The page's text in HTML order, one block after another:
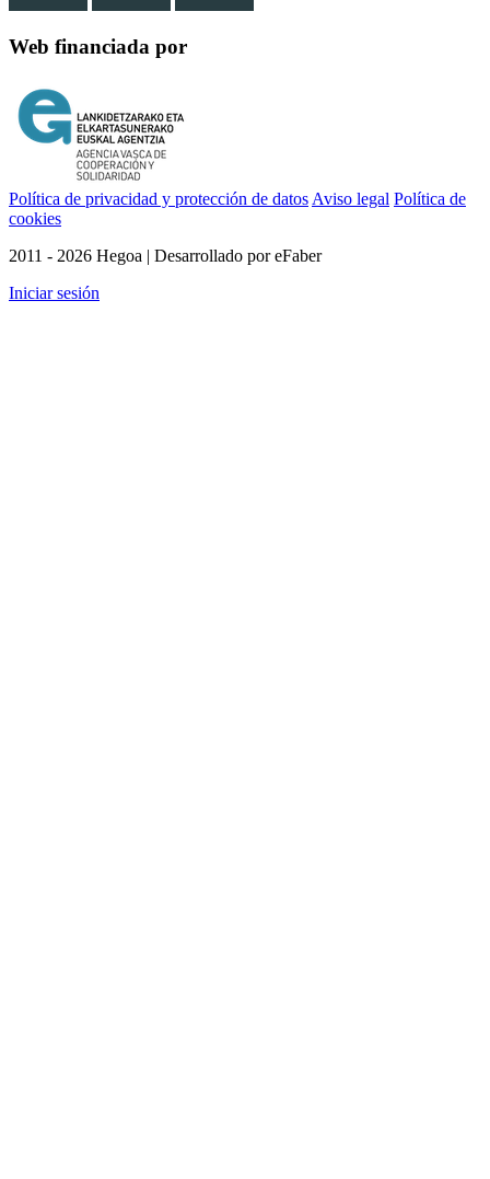
Web financiada por
Política de privacidad y protección de datos Aviso legal Política de
cookies
2011 - 2026 Hegoa | Desarrollado por eFaber
Iniciar sesión